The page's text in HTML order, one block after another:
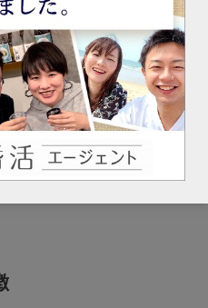
の文化も積極的に受け入れ
多いです。外向的な要素を
で何かをするというよりも
するタイプの人が多いの
がるかもしれません。
おとなしい人が多いと言
人気がある人が多いでしょ